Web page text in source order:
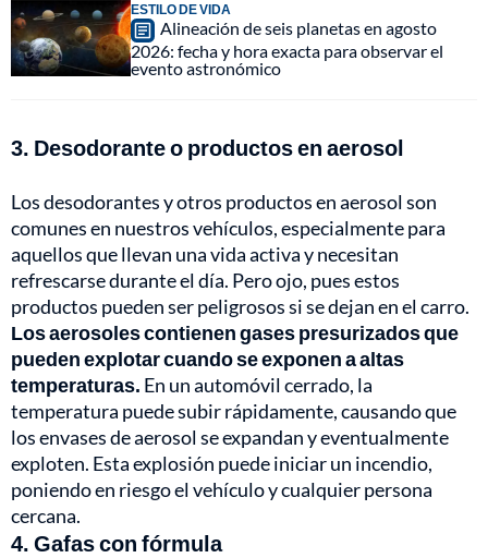
ESTILO DE VIDA
Alineación de seis planetas en agosto
2026: fecha y hora exacta para observar el
evento astronómico
3. Desodorante o productos en aerosol
Los desodorantes y otros productos en aerosol son
comunes en nuestros vehículos, especialmente para
aquellos que llevan una vida activa y necesitan
refrescarse durante el día. Pero ojo, pues estos
productos pueden ser peligrosos si se dejan en el carro.
Los aerosoles contienen gases presurizados que
pueden explotar cuando se exponen a altas
temperaturas. En un automóvil cerrado, la
temperatura puede subir rápidamente, causando que
los envases de aerosol se expandan y eventualmente
exploten. Esta explosión puede iniciar un incendio,
poniendo en riesgo el vehículo y cualquier persona
cercana.
4. Gafas con fórmula